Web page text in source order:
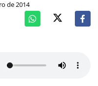
de 2014